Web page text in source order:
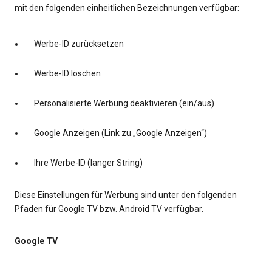
mit den folgenden einheitlichen Bezeichnungen verfügbar:
Werbe-ID zurücksetzen
Werbe-ID löschen
Personalisierte Werbung deaktivieren (ein/aus)
Google Anzeigen (Link zu „Google Anzeigen“)
Ihre Werbe-ID (langer String)
Diese Einstellungen für Werbung sind unter den folgenden
Pfaden für Google TV bzw. Android TV verfügbar.
Google TV